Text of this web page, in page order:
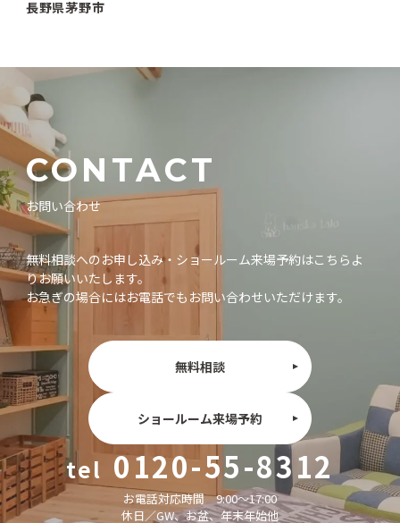
長野県茅野市
CONTACT
お問い合わせ
無料相談へのお申し込み・ショールーム来場予約はこちらよ
りお願いいたします。
お急ぎの場合にはお電話でもお問い合わせいただけます。
無料相談
ショールーム来場予約
0120-55-8312
お電話対応時間 9:00〜17:00
休日／GW、お盆、年末年始他